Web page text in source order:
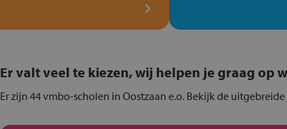
Er valt veel te kiezen, wij helpen je graag op
Er zijn 44 vmbo-scholen in Oostzaan e.o. Bekijk de